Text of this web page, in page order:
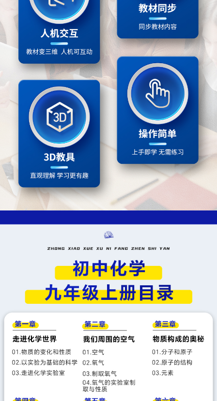
5.1洁净的燃料
5.2组成燃料的主要元素——碳
5.3二氧化碳的性质和制法
5.4古生物的“遗产”——化石燃料
第一单元 走进化学世界
课题1物质的变化和性质
课题2化学实验与科学探究
第二单元空气和氧气
课题1我们周围的空气
课题3制取氧气
实验活动1氧气的实验室制取与性质
第三单元 物质构成的奥秘
课题1分子和原子
课题2原子的结构
课题3元素
第四单元 自然界的水